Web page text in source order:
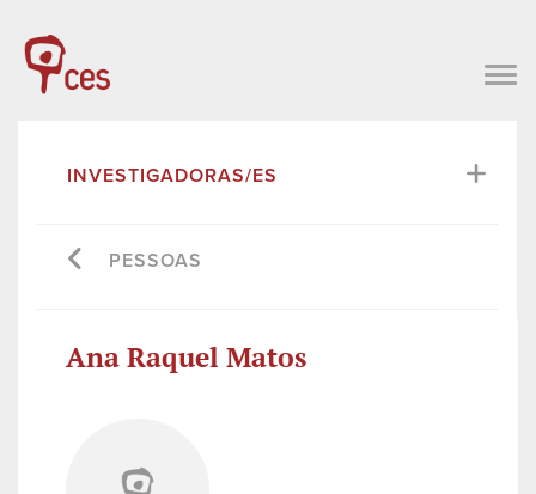
INVESTIGADORAS/ES
PESSOAS
Ana Raquel Matos